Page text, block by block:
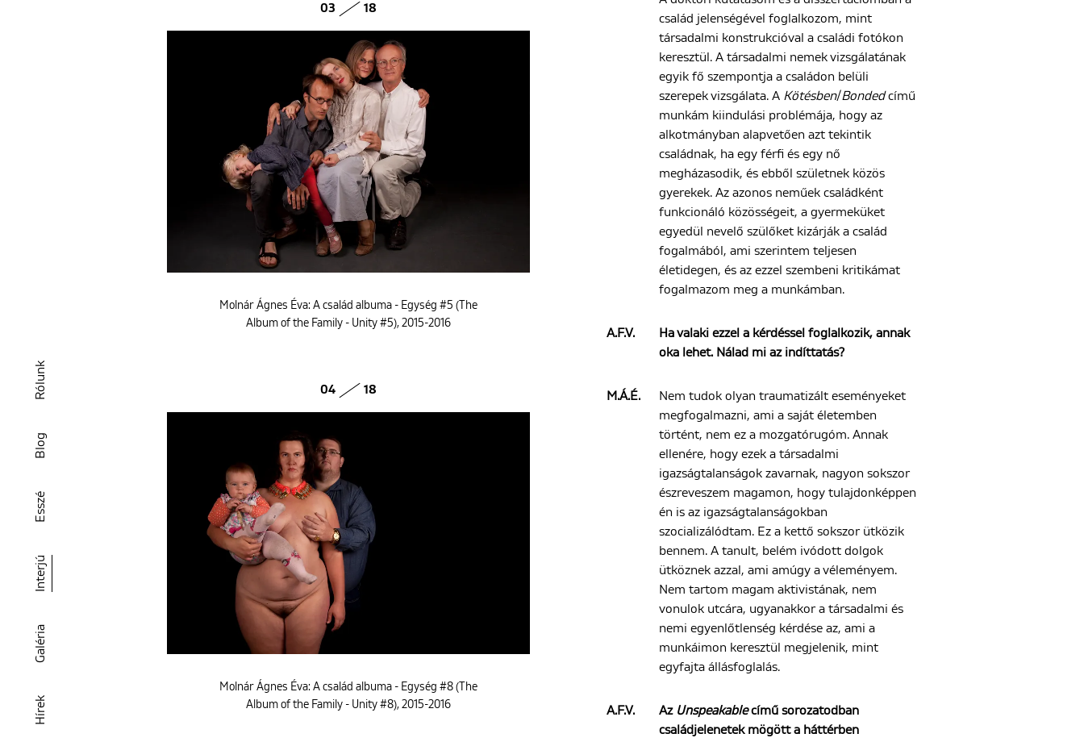
Hírek
Galéria
Interjú
Esszé
Blog
Rólunk
03 18
Molnár Ágnes Éva: A család albuma - Egység #5 (The
Album of the Family - Unity #5), 2015-2016
04 18
Molnár Ágnes Éva: A család albuma - Egység #8 (The
Album of the Family - Unity #8), 2015-2016
család jelenségével foglalkozom, mint
társadalmi konstrukcióval a családi fotókon
keresztül. A társadalmi nemek vizsgálatának
egyik fő szempontja a családon belüli
szerepek vizsgálata. A Kötésben/Bondedcímű
munkám kiindulási problémája, hogy az
alkotmányban alapvetően azt tekintik
családnak, ha egy férfi és egy nő
megházasodik, és ebből születnek közös
gyerekek. Az azonos neműek családként
funkcionáló közösségeit, a gyermeküket
egyedül nevelő szülőket kizárják a család
fogalmából, ami szerintem teljesen
életidegen, és az ezzel szembeni kritikámat
fogalmazom meg a munkámban.
A.F.V.
Ha valaki ezzel a kérdéssel foglalkozik, annak
oka lehet. Nálad mi az indíttatás?
M.Á.É.
Nem tudok olyan traumatizált eseményeket
megfogalmazni, ami a saját életemben
történt, nem ez a mozgatórugóm. Annak
ellenére, hogy ezek a társadalmi
igazságtalanságok zavarnak, nagyon sokszor
észreveszem magamon, hogy tulajdonképpen
én is az igazságtalanságokban
szocializálódtam. Ez a kettő sokszor ütközik
bennem. A tanult, belém ivódott dolgok
ütköznek azzal, ami amúgy a véleményem.
Nem tartom magam aktivistának, nem
vonulok utcára, ugyanakkor a társadalmi és
nemi egyenlőtlenség kérdése az, ami a
munkáimon keresztül megjelenik, mint
egyfajta állásfoglalás.
A.F.V. Az Unspeakablecímű sorozatodban
családjelenetek mögött a háttérben